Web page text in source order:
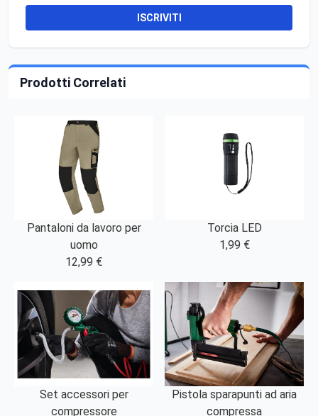
ISCRIVITI
Prodotti Correlati
Pantaloni da lavoro per
uomo
12,99 €
Torcia LED
1,99 €
Set accessori per
compressore
Pistola sparapunti ad aria
compressa